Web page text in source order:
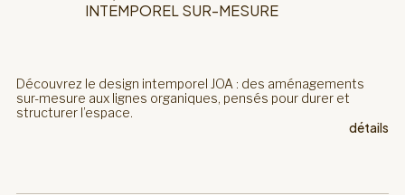
INTEMPOREL SUR-MESURE
Découvrez le design intemporel JOA : des aménagements
sur-mesure aux lignes organiques, pensés pour durer et
structurer l’espace.
détails